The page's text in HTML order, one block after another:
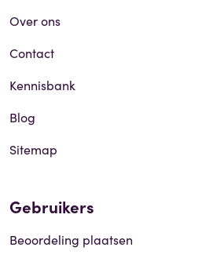
Over ons
Contact
Kennisbank
Blog
Sitemap
Gebruikers
Beoordeling plaatsen